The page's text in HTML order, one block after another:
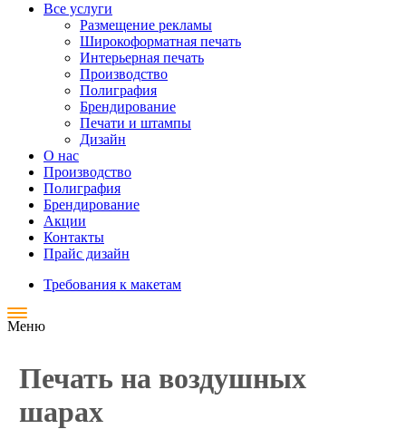
Все услуги
Размещение рекламы
Широкофoрматная печать
Интерьерная печать
Производство
Полиграфия
Брендирование
Печати и штампы
Дизайн
О нас
Производство
Полиграфия
Брендирование
Акции
Контакты
Прайс дизайн
Требования к макетам
Меню
Печать на воздушных
шарах